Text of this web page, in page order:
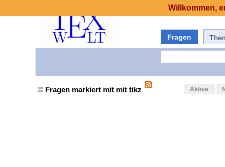
Fragen
Fragen markiert mit mit tikz Aktive
Willkommen,